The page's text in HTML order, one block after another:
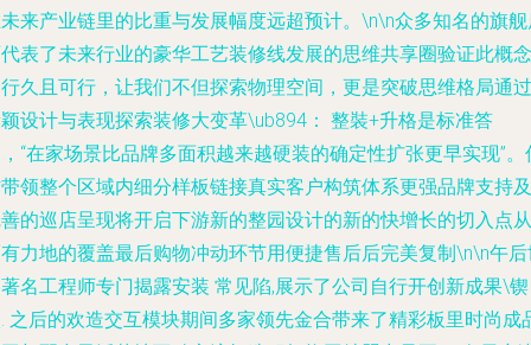
来产业链里的比重与发展幅度远超预计。\n\n众多知名的旗
表了未来行业的豪华工艺装修线发展的思维共享圈验证此概念
久且可行，让我们不但探索物理空间，更是突破思维格局通过
设计与表现探索装修大变革\ub894： 整裝+升格是标准答
“在家场景比品牌多面积越来越硬装的确定性扩张更早实现”。
领整个区域内细分样板链接真实客户构筑体系更强品牌支持及
的巡店呈现将开启下游新的整园设计的新的快增长的切入点从
力地的覆盖最后购物冲动环节用便捷售后后完美复制\n\n午
名工程师专门揭露安装 常见陷,展示了公司自行开创新成果\锲
之后的欢造交互模块期间多家领先金合带来了精彩板里时尚成